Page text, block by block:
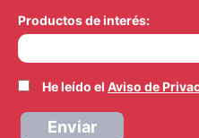
Productos de interés:
He leído el Aviso de
Enviar